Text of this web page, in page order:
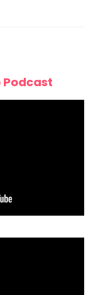
Podcast